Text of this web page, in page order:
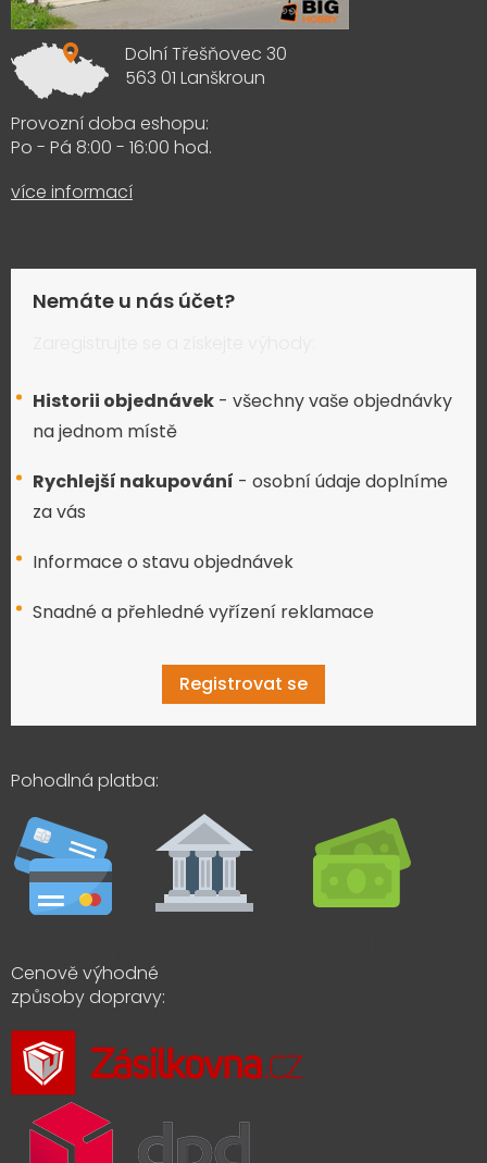
Dolní Třešňovec 30
563 01 Lanškroun
Provozní doba eshopu:
Po - Pá 8:00 - 16:00 hod.
více informací
Nemáte u nás účet?
Historii objednávek - všechny vaše objednávky
na jednom místě
Rychlejší nakupování - osobní údaje doplníme
za vás
Informace o stavu objednávek
Snadné a přehledné vyřízení reklamace
Registrovat se
Pohodlná platba:
Cenově výhodné
způsoby dopravy: